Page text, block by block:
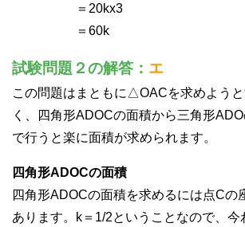
＝20kx3
＝60k
試験問題２の解答： エ
この問題はまともに△OACを求めよう
く、四角形ADOCの面積から三角形
で行うと楽に面積が求められます。
四角形ADOCの面積
四角形ADOCの面積を求めるには点Cの
あります。k＝1/2ということなので、今